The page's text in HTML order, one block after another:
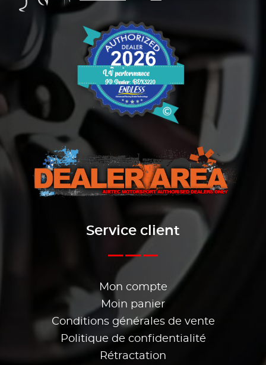
Service client
Mon compte
Moin panier
Conditions générales de vente
Politique de confidentialité
Rétractation